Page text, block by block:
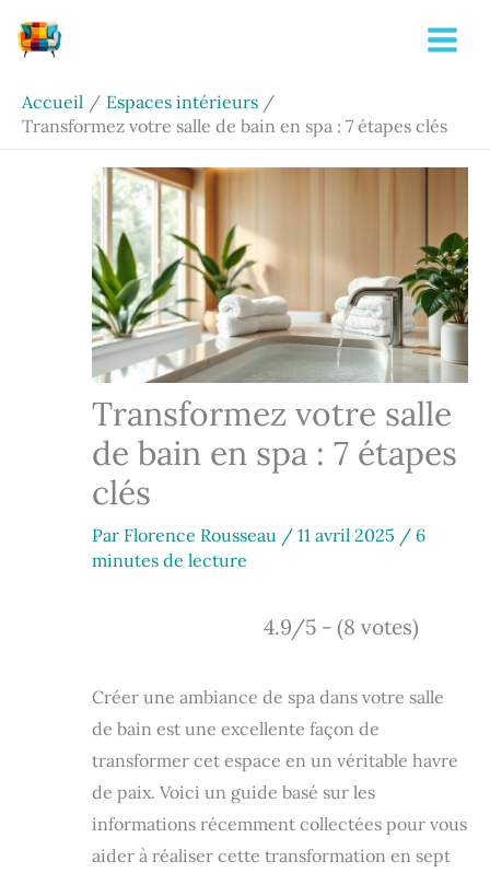
au
Accueil
Espaces intérieurs
Transformez votre salle de bain en spa : 7 étapes clés
Transformez votre salle
de bain en spa : 7 étapes
clés
Par Florence Rousseau / 11 avril 2025 / 6
minutes de lecture
4.9/5 - (8 votes)
Créer une ambiance de spa dans votre salle
de bain est une excellente façon de
transformer cet espace en un véritable havre
de paix. Voici un guide basé sur les
informations récemment collectées pour vous
aider à réaliser cette transformation en sept
Rechercher